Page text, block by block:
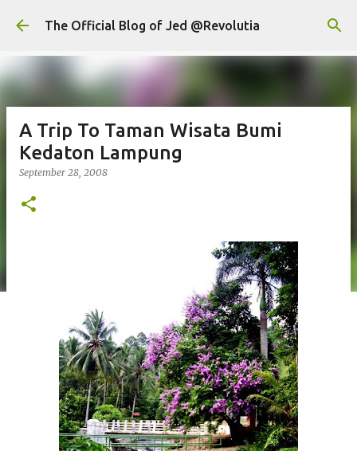
Skip to main content
The Official Blog of Jed @Revolutia
A Trip To Taman Wisata Bumi
Kedaton Lampung
September 28, 2008